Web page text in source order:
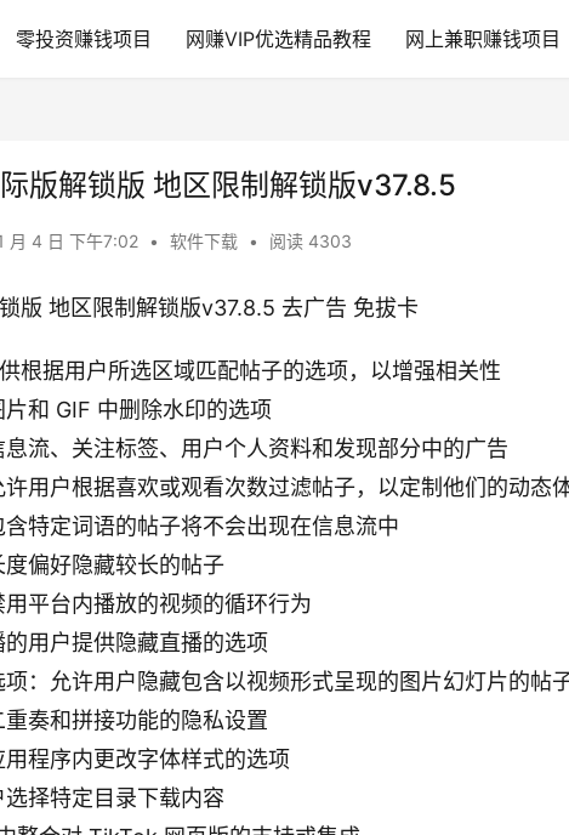
零投资赚钱项目 网赚VIP优选精品教程 网上兼职赚钱项目
版解锁版 地区限制解锁版v37.8.5
月 4 日 下午7:02 • 软件下载 • 阅读 4303
版 地区限制解锁版v37.8.5 去广告 免拔卡
根据用户所选区域匹配帖子的选项，以增强相关性
和 GIF 中删除水印的选项
流、关注标签、用户个人资料和发现部分中的广告
用户根据喜欢或观看次数过滤帖子，以定制他们的动态
特定词语的帖子将不会出现在信息流中
偏好隐藏较长的帖子
平台内播放的视频的循环行为
用户提供隐藏直播的选项
：允许用户隐藏包含以视频形式呈现的图片幻灯片的帖
奏和拼接功能的隐私设置
程序内更改字体样式的选项
择特定目录下载内容